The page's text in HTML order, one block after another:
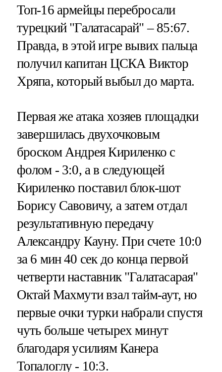
Топ-16 армейцы перебросали
турецкий "Галатасарай" – 85:67.
Правда, в этой игре вывих пальца
получил капитан ЦСКА Виктор
Хряпа, который выбыл до марта.
Первая же атака хозяев площадки
завершилась двухочковым
броском Андрея Кириленко с
фолом - 3:0, а в следующей
Кириленко поставил блок-шот
Борису Савовичу, а затем отдал
результативную передачу
Александру Кауну. При счете 10:0
за 6 мин 40 сек до конца первой
четверти наставник "Галатасарая"
Октай Махмути взал тайм-аут, но
первые очки турки набрали спустя
чуть больше четырех минут
благодаря усилиям Канера
Топалоглу - 10:3.